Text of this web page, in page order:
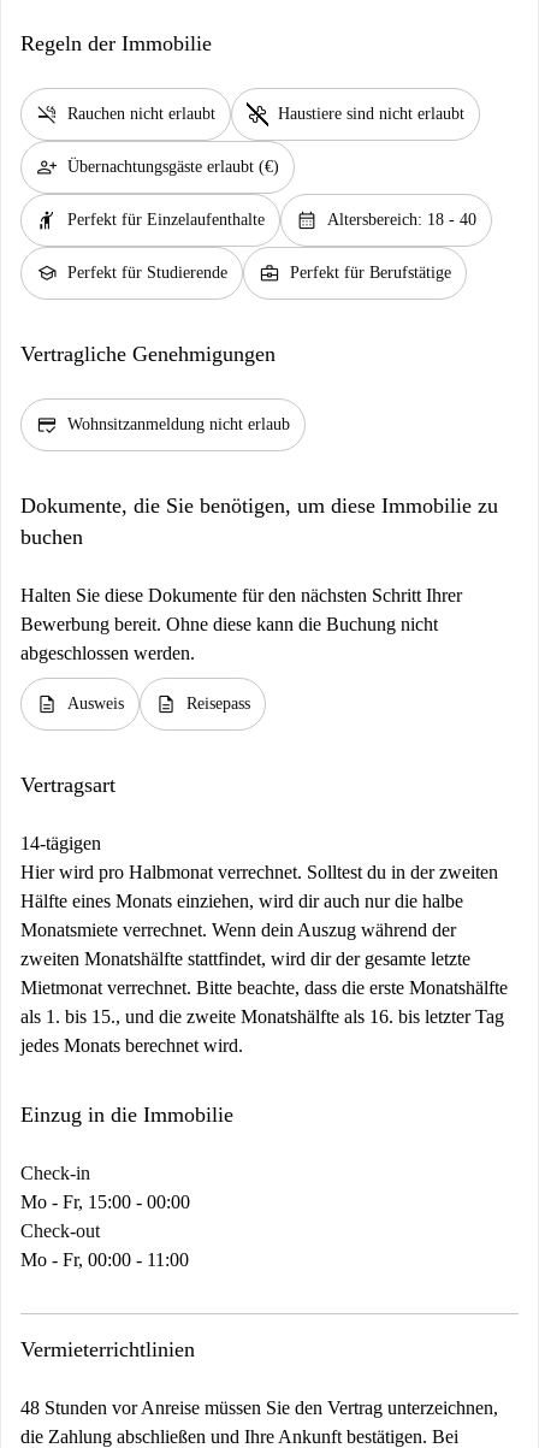
Regeln der Immobilie
smoke_free Rauchen nicht erlaubt pet_supplies Haustiere sind nicht erlaubt
person_add Übernachtungsgäste erlaubt (€)
hail Perfekt für Einzelaufenthalte calendar_month Altersbereich: 18 - 40
school Perfekt für Studierende business_center Perfekt für Berufstätige
Vertragliche Genehmigungen
credit_score Wohnsitzanmeldung nicht erlaub
Dokumente, die Sie benötigen, um diese Immobilie zu
buchen
Halten Sie diese Dokumente für den nächsten Schritt Ihrer
Bewerbung bereit. Ohne diese kann die Buchung nicht
abgeschlossen werden.
description Ausweis description Reisepass
Vertragsart
14-tägigen
Hier wird pro Halbmonat verrechnet. Solltest du in der zweiten
Hälfte eines Monats einziehen, wird dir auch nur die halbe
Monatsmiete verrechnet. Wenn dein Auszug während der
zweiten Monatshälfte stattfindet, wird dir der gesamte letzte
Mietmonat verrechnet. Bitte beachte, dass die erste Monatshälfte
als 1. bis 15., und die zweite Monatshälfte als 16. bis letzter Tag
jedes Monats berechnet wird.
Einzug in die Immobilie
Check-in
Mo - Fr, 15:00 - 00:00
Check-out
Mo - Fr, 00:00 - 11:00
Vermieterrichtlinien
48 Stunden vor Anreise müssen Sie den Vertrag unterzeichnen,
die Zahlung abschließen und Ihre Ankunft bestätigen. Bei